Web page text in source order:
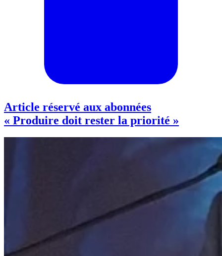
Article réservé aux abonnées
« Produire doit rester la priorité »